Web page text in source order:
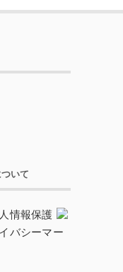
いて
情報保護
バシーマー